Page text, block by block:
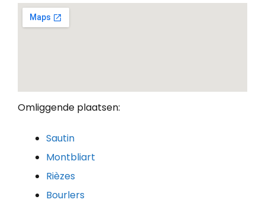
Omliggende plaatsen:
Sautin
Montbliart
Rièzes
Bourlers